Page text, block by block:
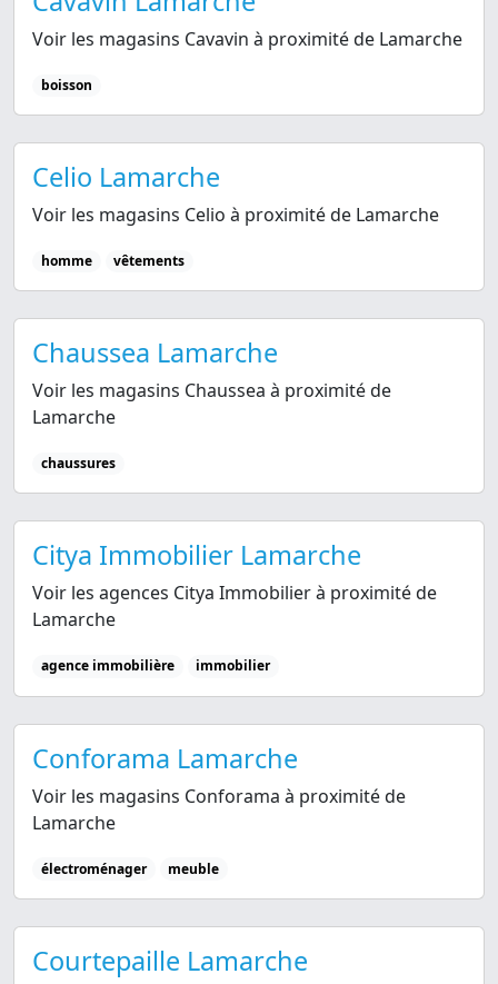
Voir les magasins Cavavin à proximité de Lamarche
boisson
Celio Lamarche
Voir les magasins Celio à proximité de Lamarche
homme vêtements
Chaussea Lamarche
Voir les magasins Chaussea à proximité de
Lamarche
chaussures
Citya Immobilier Lamarche
Voir les agences Citya Immobilier à proximité de
Lamarche
agence immobilière immobilier
Conforama Lamarche
Voir les magasins Conforama à proximité de
Lamarche
électroménager meuble
Courtepaille Lamarche